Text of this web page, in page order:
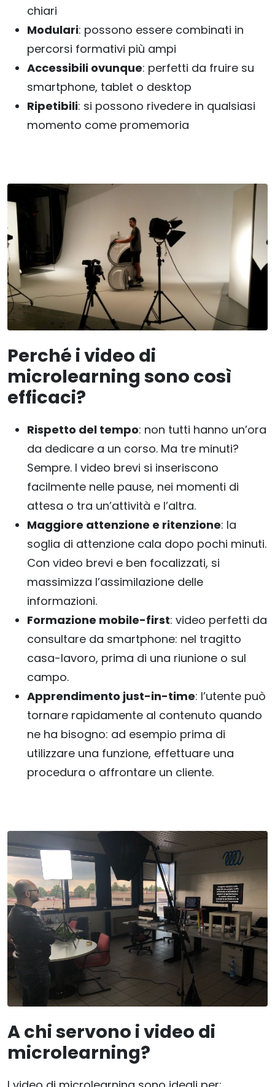
chiari
Modulari: possono essere combinati in
percorsi formativi più ampi
Accessibili ovunque: perfetti da fruire su
smartphone, tablet o desktop
Ripetibili: si possono rivedere in qualsiasi
momento come promemoria
Perché i video di
microlearning sono così
efficaci?
Rispetto del tempo: non tutti hanno un’ora
da dedicare a un corso. Ma tre minuti?
Sempre. I video brevi si inseriscono
facilmente nelle pause, nei momenti di
attesa o tra un’attività e l’altra.
Maggiore attenzione e ritenzione: la
soglia di attenzione cala dopo pochi minuti.
Con video brevi e ben focalizzati, si
massimizza l’assimilazione delle
informazioni.
Formazione mobile-first: video perfetti da
consultare da smartphone: nel tragitto
casa-lavoro, prima di una riunione o sul
campo.
Apprendimento just-in-time: l’utente può
tornare rapidamente al contenuto quando
ne ha bisogno: ad esempio prima di
utilizzare una funzione, effettuare una
procedura o affrontare un cliente.
A chi servono i video di
microlearning?